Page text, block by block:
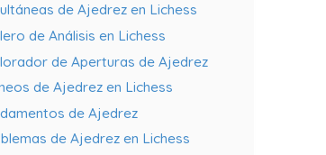
de Ajedrez en Lichess
de Análisis en Lichess
de Aperturas de Ajedrez
de Ajedrez en Lichess
de Ajedrez
de Ajedrez en Lichess